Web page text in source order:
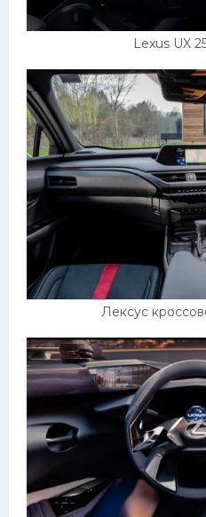
Lexus UX
Лексус